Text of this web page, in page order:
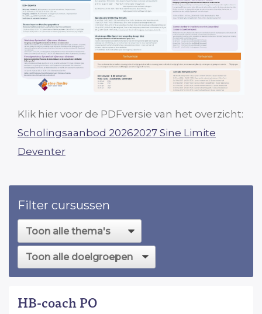
Klik hier voor de PDFversie van het overzicht:
Scholingsaanbod 20262027 Sine Limite
Deventer
Filter cursussen
HB-coach PO